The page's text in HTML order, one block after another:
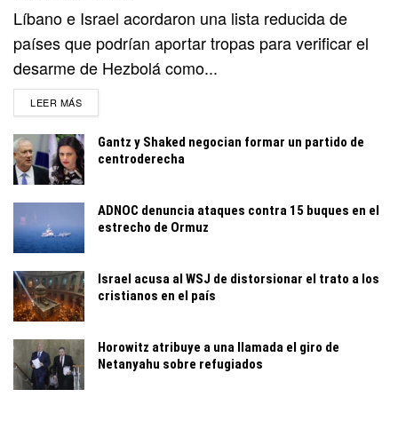
Líbano e Israel acordaron una lista reducida de
países que podrían aportar tropas para verificar el
desarme de Hezbolá como...
LEER MÁSDETAILS
Gantz y Shaked negocian formar un partido de
centroderecha
ADNOC denuncia ataques contra 15 buques en el
estrecho de Ormuz
Israel acusa al WSJ de distorsionar el trato a los
cristianos en el país
Horowitz atribuye a una llamada el giro de
Netanyahu sobre refugiados